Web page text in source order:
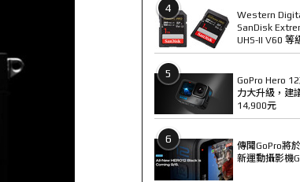
4
Western
SanDisk
UHS-II V60 等
5
GoPro Hero
力大升級，建
14,900元
6
傳聞GoPro將
新運動攝影機